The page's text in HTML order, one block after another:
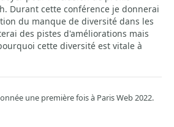
Durant cette conférence je donnerai
du manque de diversité dans les
des pistes d'améliorations mais
cette diversité est vitale à
une première fois à Paris Web 2022.